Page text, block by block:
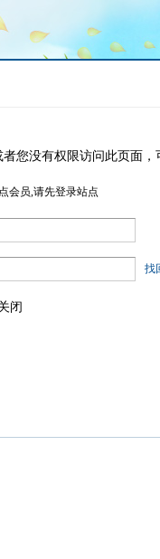
您没有权限访问此页面
会员,请先登录站点
找
闭